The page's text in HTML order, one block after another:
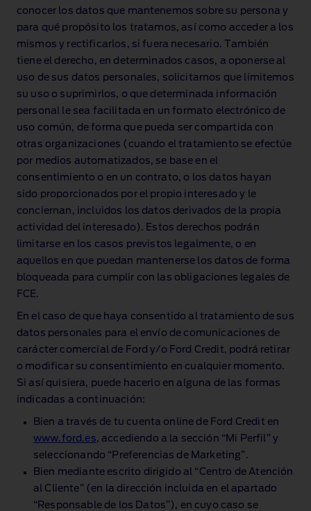
conocer los datos que mantenemos sobre su persona y
para qué propósito los tratamos, así como acceder a los
mismos y rectificarlos, si fuera necesario. También
tiene el derecho, en determinados casos, a oponerse al
uso de sus datos personales, solicitarnos que limitemos
su uso o suprimirlos, o que determinada información
personal le sea facilitada en un formato electrónico de
uso común, de forma que pueda ser compartida con
otras organizaciones (cuando el tratamiento se efectúe
por medios automatizados, se base en el
consentimiento o en un contrato, o los datos hayan
sido proporcionados por el propio interesado y le
conciernan, incluidos los datos derivados de la propia
actividad del interesado). Estos derechos podrán
limitarse en los casos previstos legalmente, o en
aquellos en que puedan mantenerse los datos de forma
bloqueada para cumplir con las obligaciones legales de
FCE.
En el caso de que haya consentido al tratamiento de sus
datos personales para el envío de comunicaciones de
carácter comercial de Ford y/o Ford Credit, podrá retirar
o modificar su consentimiento en cualquier momento.
Si así quisiera, puede hacerlo en alguna de las formas
indicadas a continuación:
Bien a través de tu cuenta online de Ford Credit en
www.ford.es, accediendo a la sección “Mi Perfil” y
seleccionando “Preferencias de Marketing”.
Bien mediante escrito dirigido al “Centro de Atención
al Cliente” (en la dirección incluida en el apartado
“Responsable de los Datos”), en cuyo caso se